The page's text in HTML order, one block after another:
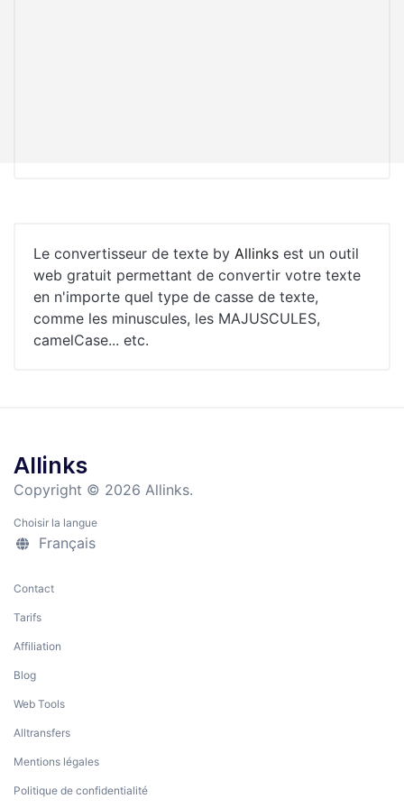
Le convertisseur de texte by Allinks est un outil
web gratuit permettant de convertir votre texte
en n'importe quel type de casse de texte,
comme les minuscules, les MAJUSCULES,
camelCase... etc.
Allinks
Copyright © 2026 Allinks.
Choisir la langue
Français
Contact
Tarifs
Affiliation
Blog
Web Tools
Alltransfers
Mentions légales
Politique de confidentialité